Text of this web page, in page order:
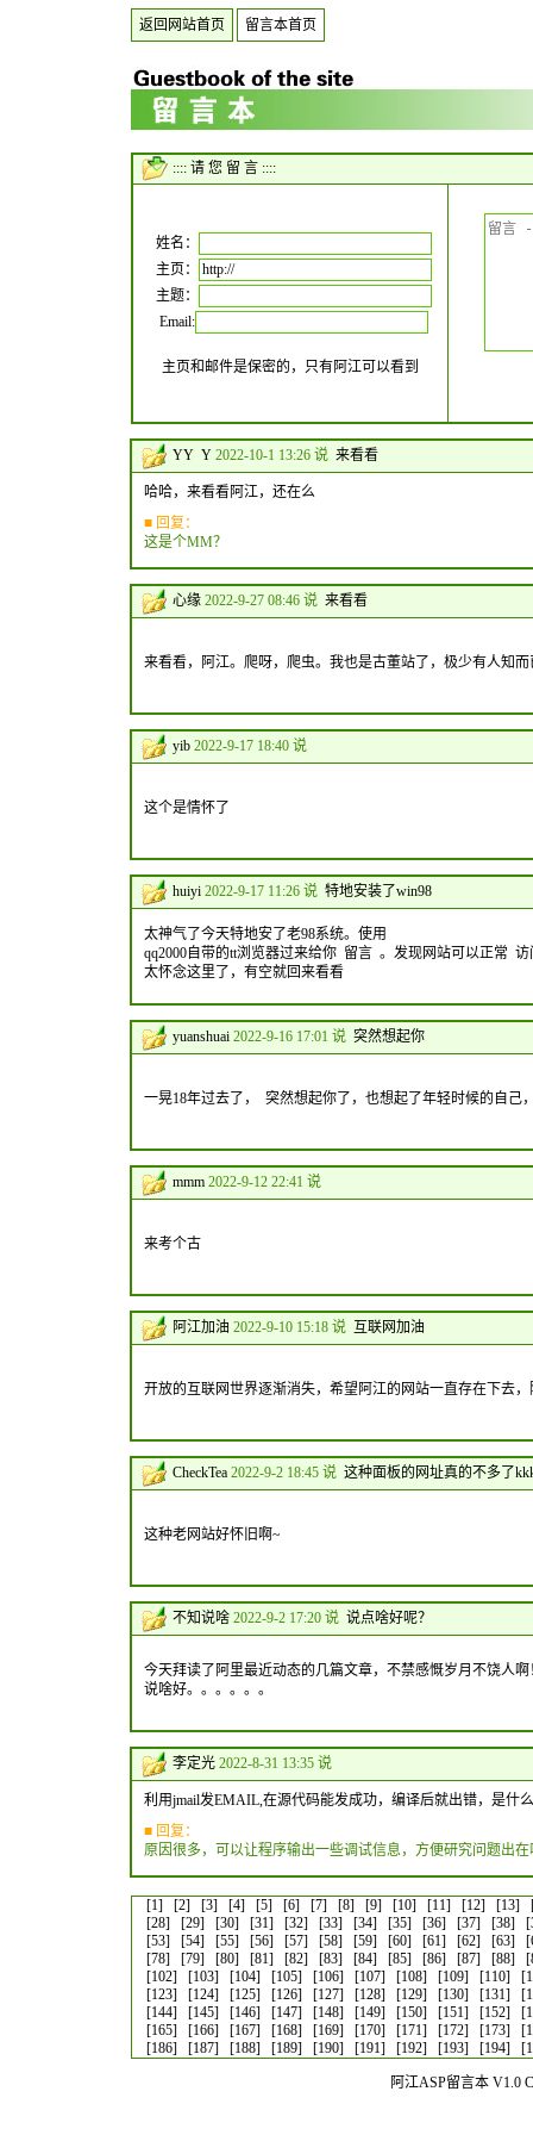
返回网站首页 留言本首页
:::: 请 您 留 言 ::::
姓名：
主页：
主题：
Email:
主页和邮件是保密的，只有阿江可以看到
YY Y 2022-10-1 13:26 说 来看看
哈哈，来看看阿江，还在么
■ 回复：
这是个MM？
心缘 2022-9-27 08:46 说 来看看
来看看，阿江。爬呀，爬虫。我也是古董站了，极少有人知而
yib 2022-9-17 18:40 说
这个是情怀了
huiyi 2022-9-17 11:26 说 特地安装了win98
太神气了今天特地安了老98系统。使用
qq2000自带的tt浏览器过来给你 留言 。发现网站可以正常
太怀念这里了，有空就回来看看
yuanshuai 2022-9-16 17:01 说 突然想起你
一晃18年过去了， 突然想起你了，也想起了年轻时候的自己
mmm 2022-9-12 22:41 说
来考个古
阿江加油 2022-9-10 15:18 说 互联网加油
开放的互联网世界逐渐消失，希望阿江的网站一直存在下去
CheckTea 2022-9-2 18:45 说 这种面板的网址真的不多了
这种老网站好怀旧啊~
不知说啥 2022-9-2 17:20 说 说点啥好呢？
今天拜读了阿里最近动态的几篇文章，不禁感慨岁月不饶人
说啥好。。。。。。
李定光 2022-8-31 13:35 说
利用jmail发EMAIL,在源代码能发成功，编译后就出错，是什
■ 回复：
原因很多，可以让程序输出一些调试信息，方便研究问题出在
[1] [2] [3] [4] [5] [6] [7] [8] [9] [10] [11] [12] [13]
[28]
[29] [30] [31] [32] [33] [34] [35] [36] [37] [38]
[53]
[54] [55] [56] [57] [58] [59] [60] [61] [62] [63]
[78]
[79] [80] [81] [82] [83] [84] [85] [86] [87] [88]
[102]
[103] [104] [105] [106] [107] [108] [109] [110]
[123]
[124] [125] [126] [127] [128] [129] [130] [131]
[144]
[145] [146] [147] [148] [149] [150] [151] [152]
[165]
[166] [167] [168] [169] [170] [171] [172] [173]
[186]
[187] [188] [189] [190] [191] [192] [193] [194]
阿江ASP留言本 V1.0